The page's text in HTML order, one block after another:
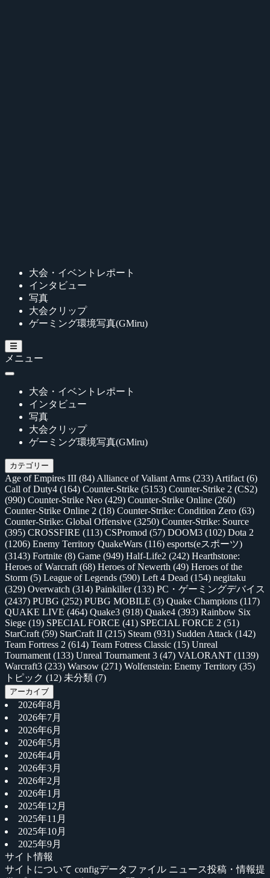
大会・イベントレポート
インタビュー
写真
大会クリップ
ゲーミング環境写真(GMiru)
メニュー
大会・イベントレポート
インタビュー
写真
大会クリップ
ゲーミング環境写真(GMiru)
カテゴリー
Age of Empires III (84) Alliance of Valiant Arms (233) Artifact (6)
Call of Duty4 (164) Counter-Strike (5153) Counter-Strike 2 (CS2)
(990) Counter-Strike Neo (429) Counter-Strike Online (260)
Counter-Strike Online 2 (18) Counter-Strike: Condition Zero (63)
Counter-Strike: Global Offensive (3250) Counter-Strike: Source
(395) CROSSFIRE (113) CSPromod (57) DOOM3 (102) Dota 2
(1206) Enemy Territory QuakeWars (116) esports(eスポーツ)
(3143) Fortnite (8) Game (949) Half-Life2 (242) Hearthstone:
Heroes of Warcraft (68) Heroes of Newerth (49) Heroes of the
Storm (5) League of Legends (590) Left 4 Dead (154) negitaku
(329) Overwatch (314) Painkiller(133) PC・ゲーミングデバイス
(2437) PUBG (252) PUBG MOBILE (3) Quake Champions (117)
QUAKE LIVE (464) Quake3 (918) Quake4 (393) Rainbow Six
Siege (19) SPECIAL FORCE (41) SPECIAL FORCE 2 (51)
StarCraft (59) StarCraft II (215) Steam (931) Sudden Attack (142)
Team Fortress 2 (614) Team Fotress Classic (15) Unreal
Tournament (133) Unreal Tournament 3 (47) VALORANT (1139)
Warcraft3 (233) Warsow (271) Wolfenstein: Enemy Territory (35)
トピック (12) 未分類 (7)
アーカイブ
2026年8月
2026年7月
2026年6月
2026年5月
2026年4月
2026年3月
2026年2月
2026年1月
2025年12月
2025年11月
2025年10月
2025年9月
サイト情報
サイトについて configデータファイル ニュース投稿・情報提